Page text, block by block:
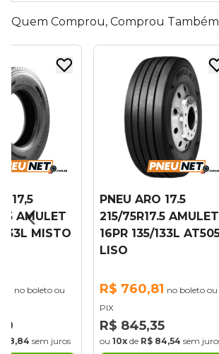
Quem Comprou, Comprou Também
17,5
AMULET
MISTO
no boleto ou
sem juros
PNEU ARO 17.5
215/75R17.5 AMULET
16PR 135/133L AT505
LISO
R$ 760,81
no boleto ou
PIX
R$ 845,35
ou10xdeR$ 84,54sem juros